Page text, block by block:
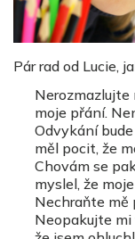
Pár rad od Lucie,
Nerozmazlujte
moje přání.
Odvykání
měl pocit, že
Chovám se
myslel, že
Nechraňte mě
Neopakujte